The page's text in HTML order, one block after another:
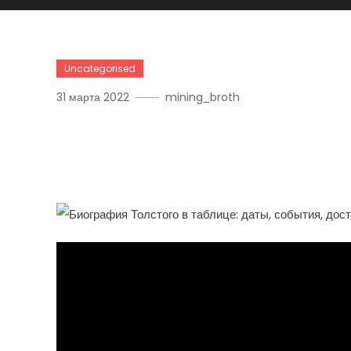
Uncategorised
31 марта 2022 mining_broth